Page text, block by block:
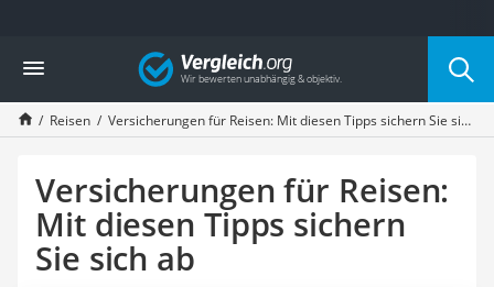
Die beliebtesten Vergleiche nach Kategorie
Service
Cannabissamen kaufen
Bücher verkaufen
Online-Apotheke
Cannabis-Rezept
Auto-Abo
T-Shirt bedrucken
Goldankauf
Vergleich
Reisen Versicherungen für Reisen: Mit diesen Tipps sichern Sie sich ab
Versicherungen für Reisen:
Mit diesen Tipps sichern
Sie sich ab